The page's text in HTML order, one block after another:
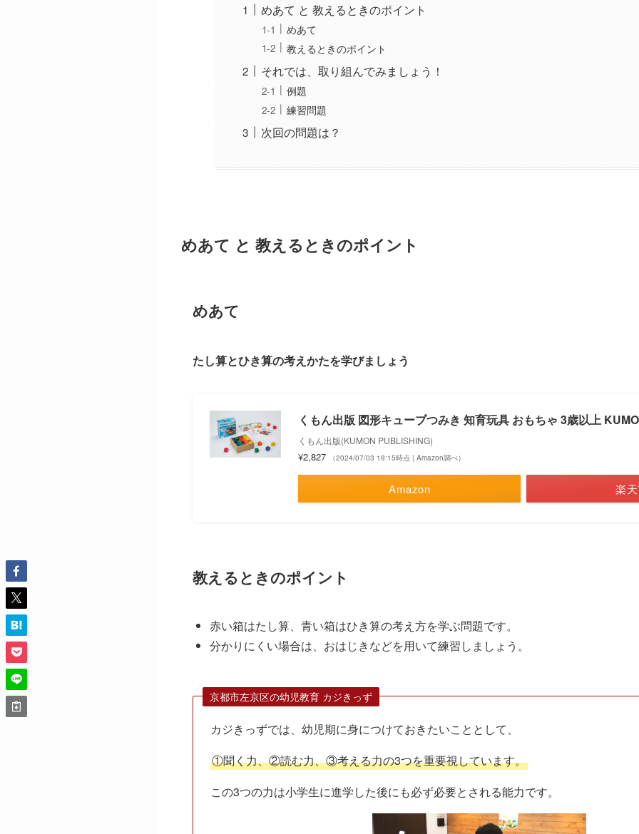
めあて と 教えるときのポイント
めあて
教えるときのポイント
それでは、取り組んでみましょう！
例題
練習問題
次回の問題は？
めあて と 教えるときのポイント
めあて
たし算とひき算の考えかたを学びましょう
くもん出版 図形キューブつみき 知育玩具 おもちゃ 3歳以上
くもん出版(KUMON PUBLISHING)
¥2,827 （2024/07/03 19:15時点 | Amazon調べ）
Amazon 楽
教えるときのポイント
赤い箱はたし算、青い箱はひき算の考え方を学ぶ問題です。
分かりにくい場合は、おはじきなどを用いて練習しましょう。
京都市左京区の幼児教育 カジきっず
カジきっずでは、幼児期に身につけておきたいこととして、
①聞く力、②読む力、③考える力の3つを重要視しています。
この3つの力は小学生に進学した後にも必ず必要とされる能力です。